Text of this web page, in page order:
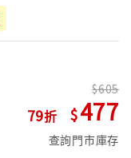
79
605
477
查詢門市庫存